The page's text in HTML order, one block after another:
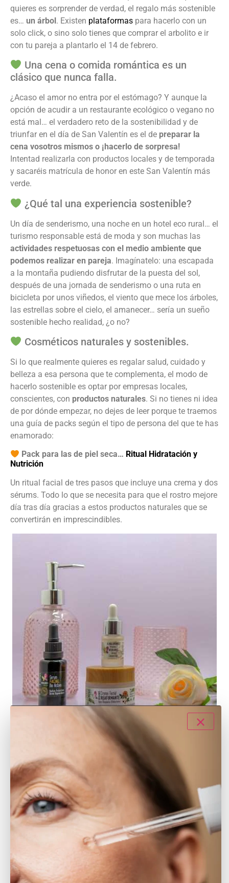
quieres es sorprender de verdad, el regalo más sostenible
es… un árbol. Existen plataformas para hacerlo con un
solo click, o sino solo tienes que comprar el arbolito e ir
con tu pareja a plantarlo el 14 de febrero.
Una cena o comida romántica es un
clásico que nunca falla.
¿Acaso el amor no entra por el estómago? Y aunque la
opción de acudir a un restaurante ecológico o vegano no
está mal… el verdadero reto de la sostenibilidad y de
triunfar en el día de San Valentín es el de preparar la
cena vosotros mismos o ¡hacerlo de sorpresa!
Intentad realizarla con productos locales y de temporada
y sacaréis matrícula de honor en este San Valentín más
verde.
¿Qué tal una experiencia sostenible?
Un día de senderismo, una noche en un hotel eco rural… el
turismo responsable está de moda y son muchas las
actividades respetuosas con el medio ambiente que
podemos realizar en pareja. Imagínatelo: una escapada
a la montaña pudiendo disfrutar de la puesta del sol,
después de una jornada de senderismo o una ruta en
bicicleta por unos viñedos, el viento que mece los árboles,
las estrellas sobre el cielo, el amanecer… sería un sueño
sostenible hecho realidad, ¿o no?
Cosméticos naturales y sostenibles.
Si lo que realmente quieres es regalar salud, cuidado y
belleza a esa persona que te complementa, el modo de
hacerlo sostenible es optar por empresas locales,
conscientes, con productos naturales. Si no tienes ni idea
de por dónde empezar, no dejes de leer porque te traemos
una guía de packs según el tipo de persona del que te has
enamorado:
Pack para las de piel seca… Ritual Hidratación y
Nutrición
Un ritual facial de tres pasos que incluye una crema y dos
sérums. Todo lo que se necesita para que el rostro mejore
día tras día gracias a estos productos naturales que se
convertirán en imprescindibles.
¡Accede al pack haciendo click en la imagen!
Pack para las que tienen la piel sensible…Ritual
Hidratación
Este ritual de 3 pasos de hidratación facial con crema,
contorno y ácido hialurónico está pensado para pieles
sensibles. No irrita y tiene efecto calmante gracias a las
propiedades de estos productos naturales que respetan tu
piel y el medio ambiente.